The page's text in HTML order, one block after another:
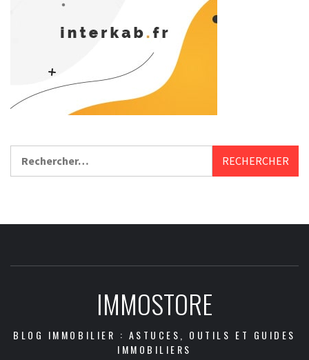
IMMOSTORE
BLOG IMMOBILIER : ASTUCES, OUTILS ET GUIDES
IMMOBILIERS